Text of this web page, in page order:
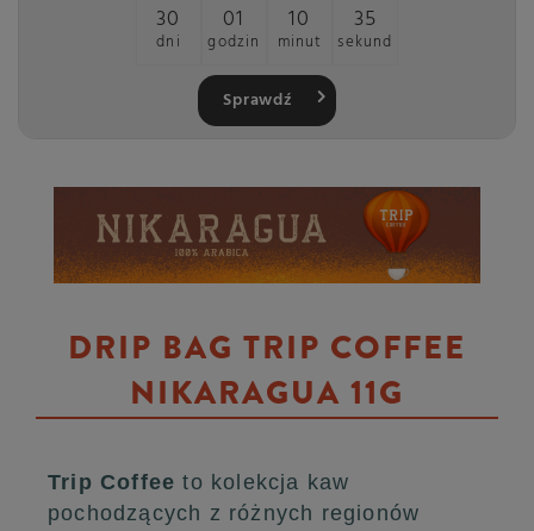
30
dni
01
godzin
10
minut
33
sekund
Sprawdź
DRIP BAG TRIP COFFEE
NIKARAGUA 11G
Trip Coffee to kolekcja kaw
pochodzących z różnych regionów